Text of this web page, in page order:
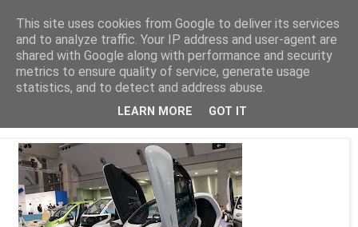
Arkitektur & Miljøteknologi
28 desember 2018
Mikromobilitet
This site uses cookies from Google to deliver its services
and to analyze traffic. Your IP address and user-agent are
shared with Google along with performance and security
metrics to ensure quality of service, generate usage
statistics, and to detect and address abuse.
LEARN MORE GOT IT